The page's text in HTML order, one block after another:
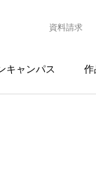
資料請求
キャンパス 作